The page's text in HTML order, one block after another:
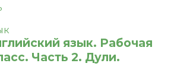
язык. Рабочая
Часть 2. Дули.